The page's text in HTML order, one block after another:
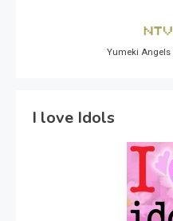
Yumeki Angels
I love Idols